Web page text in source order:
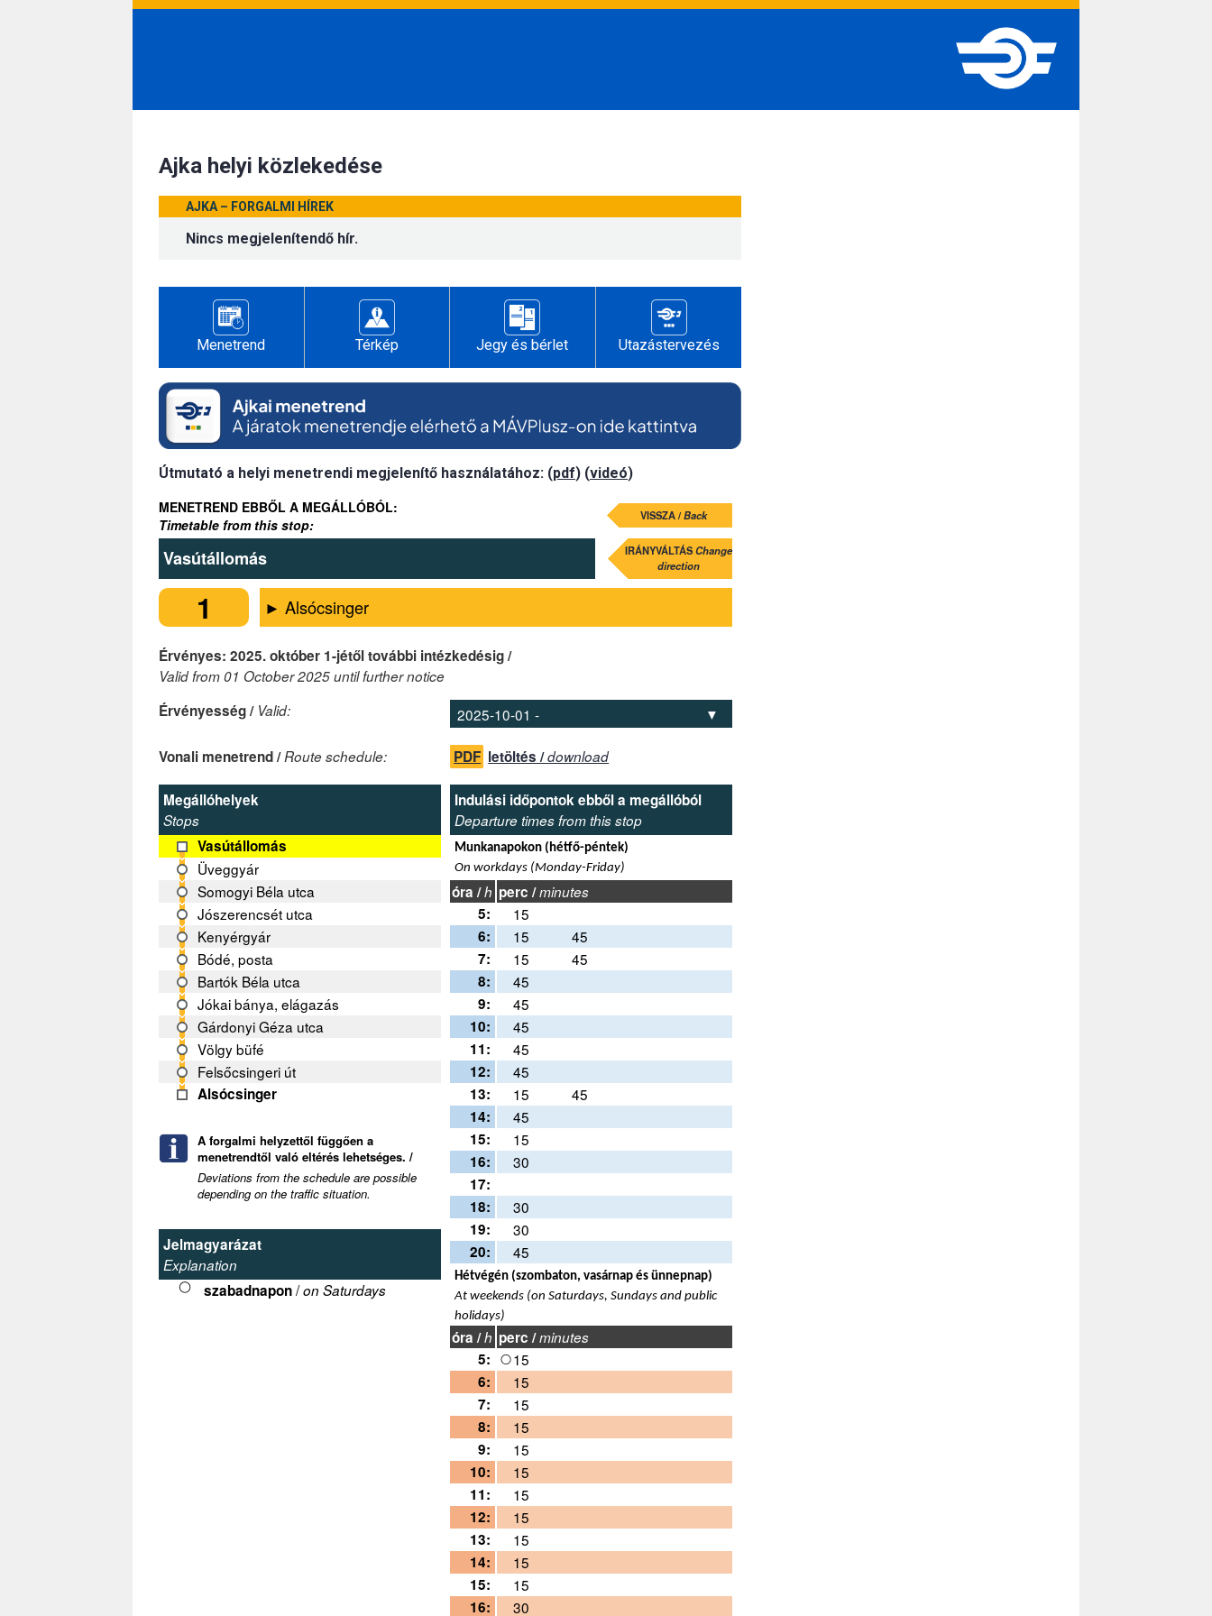
Ajka helyi közlekedése
AJKA – FORGALMI HÍREK
Nincs megjelenítendő hír.
Menetrend Térkép Jegy és bérlet Utazástervezés
Útmutató a helyi menetrendi megjelenítő használatához: (pdf) (videó)
MENETREND EBBŐL A MEGÁLLÓBÓL:
Timetable from this stop:
VISSZA /Back
Vasútállomás IRÁNYVÁLTÁSChange
direction
1 ► Alsócsinger
Érvényes: 2025. október 1-jétől további intézkedésig /
Valid from 01 October 2025 until further notice
Érvényesség / Valid:
Vonali menetrend /Route schedule: PDF letöltés /download
Megállóhelyek
Stops
Vasútállomás
Üveggyár
Somogyi Béla utca
Jószerencsét utca
Kenyérgyár
Bódé, posta
Bartók Béla utca
Jókai bánya, elágazás
Gárdonyi Géza utca
Völgy büfé
Felsőcsingeri út
Alsócsinger
A forgalmi helyzettől függően a
menetrendtől való eltérés lehetséges. /
Deviations from the schedule are possible
depending on the traffic situation.
Jelmagyarázat
Explanation
szabadnapon/on Saturdays
Indulási időpontok ebből a megállóból
Departure times from this stop
Munkanapokon (hétfő-péntek)
On workdays (Monday-Friday)
óra /h perc /minutes
5:
15
6:
15
45
7:
15
45
8:
45
9:
45
10:
45
11:
45
12:
45
13:
15
45
14:
45
15:
15
16:
30
17:
18:
30
19:
30
20:
45
Hétvégén (szombaton, vasárnap és ünnepnap)
At weekends (on Saturdays, Sundays and public
holidays)
óra /h perc /minutes
5:
15
6:
15
7:
15
8:
15
9:
15
10:
15
11:
15
12:
15
13:
15
14:
15
15:
15
16:
30